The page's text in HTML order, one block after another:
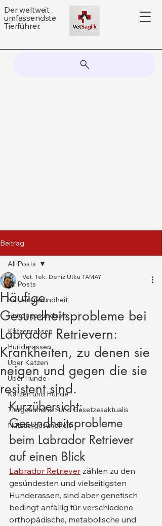
Der weltweit
umfassendste
Tierführer.
Beitrag
All Posts
Katzengesundheit
Hundegesundheit
Katzenrassen
Hunderassen
Über Katzen
Über Hunde
Katzen und Hunde
Tiergesundheit und Gesetzesaktualis
Nutztiergesundheit
All Posts
Häufige
Gesundheitsprobleme bei
Labrador Retrievern:
Krankheiten, zu denen sie
neigen und gegen die sie
resistent sind.
Vet. Tek. Deniz Utku TAMAY
Kurzübersicht:
Gesundheitsprobleme
beim Labrador Retriever
auf einen Blick
Labrador Retriever zählen zu den
gesündesten und vielseitigsten
Hunderassen, sind aber genetisch
bedingt anfällig für verschiedene
orthopädische, metabolische und